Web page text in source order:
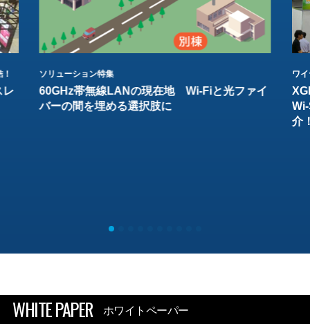
レ
ソリューション特集
60GHz帯無線LANの現在地 Wi-Fiと光ファイ
バーの間を埋める選択肢に
ワ
介
WHITE PAPER ホワイトペーパー